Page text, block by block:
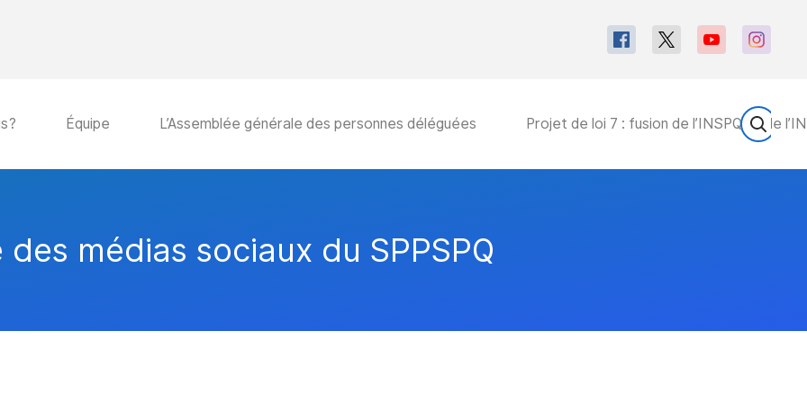
Équipe L’Assemblée générale des personnes déléguées Projet de loi 7 : fusion de l’INSPQ et de
médias sociaux du SPPSPQ